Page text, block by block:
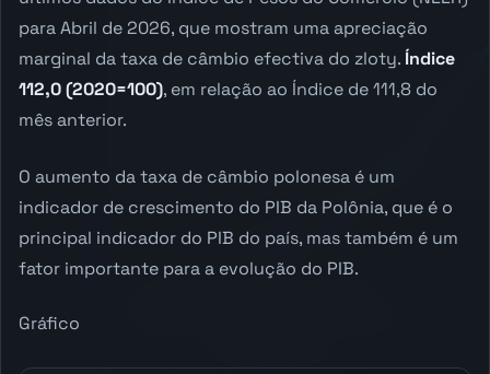
para Abril de 2026, que mostram uma apreciação
marginal da taxa de câmbio efectiva do zloty. Índice
112,0 (2020=100), em relação ao Índice de 111,8 do
mês anterior.
O aumento da taxa de câmbio polonesa é um
indicador de crescimento do PIB da Polônia, que é o
principal indicador do PIB do país, mas também é um
fator importante para a evolução do PIB.
Gráfico